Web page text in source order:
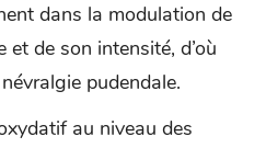
dans la modulation de
de son intensité, d’où
pudendale.
au niveau des